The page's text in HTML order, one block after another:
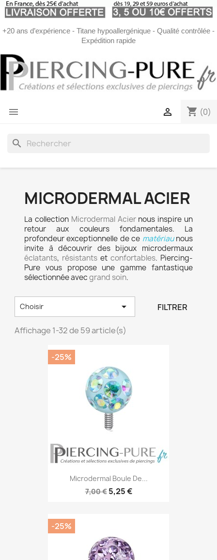
+20 ans d’expérience - Titane hypoallergénique - Qualité contrôlée -
Expédition rapide
 shopping_cart (0)

search
MICRODERMAL ACIER
La collection Microdermal Aciernous inspire un
retour aux couleurs fondamentales. La
profondeur exceptionnelle de ce matériaunous
invite à découvrir des bijoux microdermaux
éclatants, résistants et confortables. Piercing-
Pure vous propose une gamme fantastique
sélectionnée avecgrand soin.
Choisir  FILTRER
Affichage 1-32 de 59 article(s)
Microdermal Boule De...
7,00 € 5,25 €
-25%
-25%